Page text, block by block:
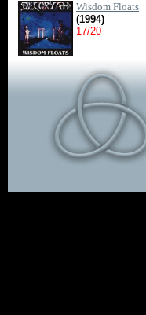
Wisdom Floats
(1994)
17/20